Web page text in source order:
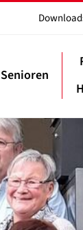
Senioren